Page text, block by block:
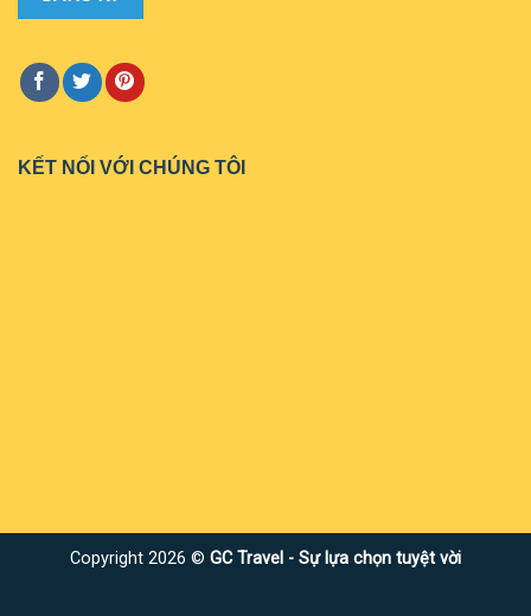
KẾT NỐI VỚI CHÚNG TÔI
Copyright 2026 © GC Travel - Sự lựa chọn tuyệt vời